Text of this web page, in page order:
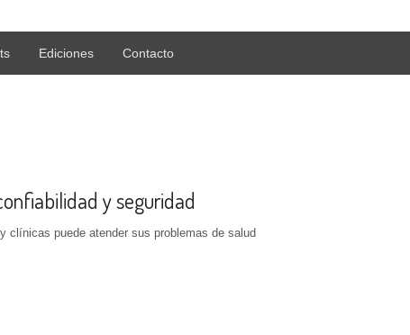
Ediciones Contacto
y seguridad
clínicas puede atender sus problemas de salud